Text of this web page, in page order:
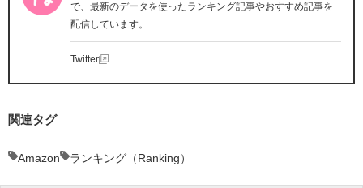
で、最新のデータを使ったランキング記事やおすすめ記事を
配信しています。
Twitter
関連タグ
Amazon ランキング（Ranking）